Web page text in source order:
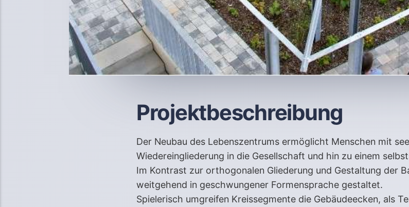
Projektbeschreibung
Der Neubau des Lebenszentrums ermöglicht Menschen mit
Wiedereingliederung in die Gesellschaft und hin zu einem
Im Kontrast zur orthogonalen Gliederung und Gestaltung der
weitgehend in geschwungener Formensprache gestaltet.
Spielerisch umgreifen Kreissegmente die Gebäudeecken, als